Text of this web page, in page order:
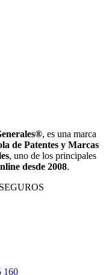
, es una marca
de Patentes y Marcas
, uno de los principales
desde 2008.
160